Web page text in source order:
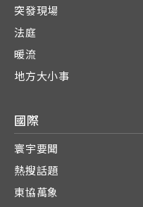
突發現場
法庭
暖流
地方大小事
國際
寰宇要聞
熱搜話題
東協萬象